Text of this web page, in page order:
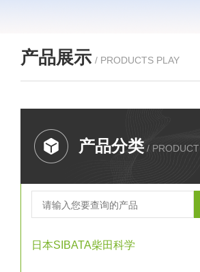
产品展示 / PRODUCTS PLAY
产品分类 / PRODUCT
日本SIBATA柴田科学